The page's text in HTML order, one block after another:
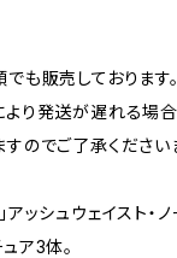
も販売しております
より発送が遅れる場
のでご了承ください
アッシュウェイスト・
ア3体。